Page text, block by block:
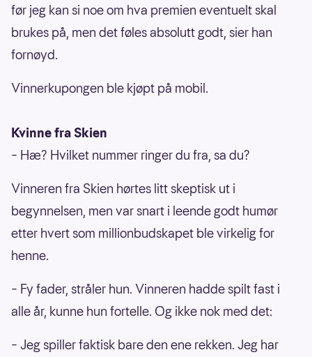
før jeg kan si noe om hva premien eventuelt skal
brukes på, men det føles absolutt godt, sier han
fornøyd.
Vinnerkupongen ble kjøpt på mobil.
Kvinne fra Skien
– Hæ? Hvilket nummer ringer du fra, sa du?
Vinneren fra Skien hørtes litt skeptisk ut i
begynnelsen, men var snart i leende godt humør
etter hvert som millionbudskapet ble virkelig for
henne.
– Fy fader, stråler hun. Vinneren hadde spilt fast i
alle år, kunne hun fortelle. Og ikke nok med det:
– Jeg spiller faktisk bare den ene rekken. Jeg har